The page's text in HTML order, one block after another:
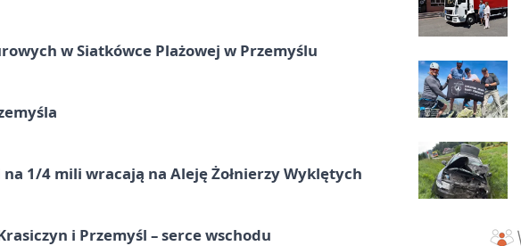
w Siatkówce Plażowej w Przemyślu
1/4 mili wracają na Aleję Żołnierzy Wyklętych
i Przemyśl – serce wschodu